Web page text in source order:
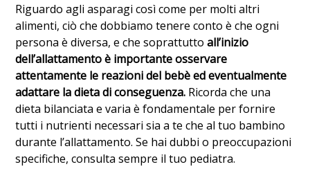
Riguardo agli asparagi così come per molti altri
alimenti, ciò che dobbiamo tenere conto è che ogni
persona è diversa, e che soprattutto all’inizio
dell’allattamento è importante osservare
attentamente le reazioni del bebè ed eventualmente
adattare la dieta di conseguenza. Ricorda che una
dieta bilanciata e varia è fondamentale per fornire
tutti i nutrienti necessari sia a te che al tuo bambino
durante l’allattamento. Se hai dubbi o preoccupazioni
specifiche, consulta sempre il tuo pediatra.